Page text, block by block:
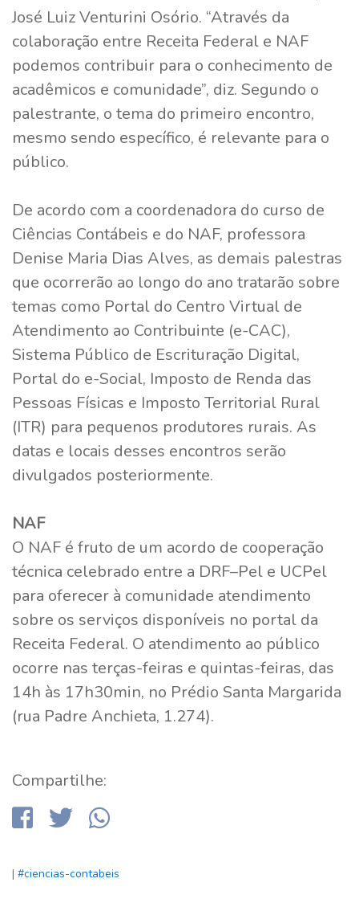
José Luiz Venturini Osório. “Através da
colaboração entre Receita Federal e NAF
podemos contribuir para o conhecimento de
acadêmicos e comunidade”, diz. Segundo o
palestrante, o tema do primeiro encontro,
mesmo sendo específico, é relevante para o
público.
De acordo com a coordenadora do curso de
Ciências Contábeis e do NAF, professora
Denise Maria Dias Alves, as demais palestras
que ocorrerão ao longo do ano tratarão sobre
temas como Portal do Centro Virtual de
Atendimento ao Contribuinte (e-CAC),
Sistema Público de Escrituração Digital,
Portal do e-Social, Imposto de Renda das
Pessoas Físicas e Imposto Territorial Rural
(ITR) para pequenos produtores rurais. As
datas e locais desses encontros serão
divulgados posteriormente.
NAF
O NAF é fruto de um acordo de cooperação
técnica celebrado entre a DRF–Pel e UCPel
para oferecer à comunidade atendimento
sobre os serviços disponíveis no portal da
Receita Federal. O atendimento ao público
ocorre nas terças-feiras e quintas-feiras, das
14h às 17h30min, no Prédio Santa Margarida
(rua Padre Anchieta, 1.274).
Compartilhe:
| #ciencias-contabeis